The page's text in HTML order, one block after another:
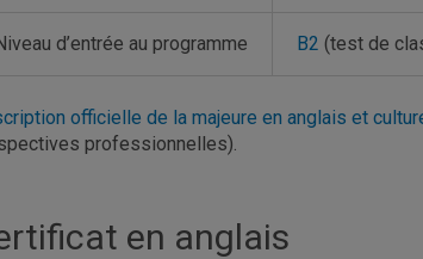
d’entrée au programme B2 (test de
officielle de la majeure en anglais et
professionnelles).
en anglais